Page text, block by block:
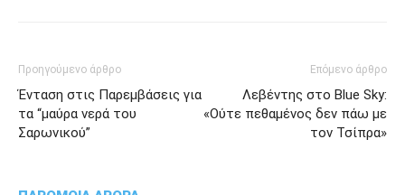
Προηγούμενο άρθρο
Ένταση στις Παρεμβάσεις για
τα “μαύρα νερά του
Σαρωνικού”
Επόμενο άρθρο
Λεβέντης στο Blue Sky:
«Ούτε πεθαμένος δεν πάω με
τον Τσίπρα»